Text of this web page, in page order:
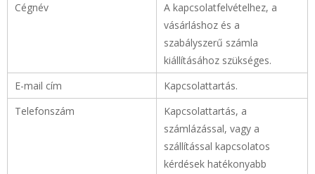
Cégnév
A kapcsolatfelvételhez, a
vásárláshoz és a
szabályszerű számla
kiállításához szükséges.
E-mail cím
Kapcsolattartás.
Telefonszám
Kapcsolattartás, a
számlázással, vagy a
szállítással kapcsolatos
kérdések hatékonyabb